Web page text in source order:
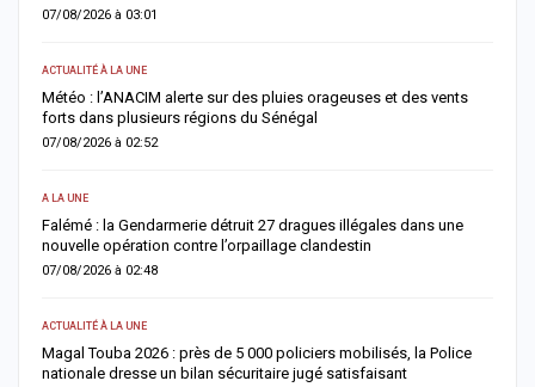
07/08/2026 à 03:01
ACTUALITÉ À LA UNE
Météo : l’ANACIM alerte sur des pluies orageuses et des vents
forts dans plusieurs régions du Sénégal
07/08/2026 à 02:52
A LA UNE
Falémé : la Gendarmerie détruit 27 dragues illégales dans une
nouvelle opération contre l’orpaillage clandestin
07/08/2026 à 02:48
ACTUALITÉ À LA UNE
Magal Touba 2026 : près de 5 000 policiers mobilisés, la Police
nationale dresse un bilan sécuritaire jugé satisfaisant